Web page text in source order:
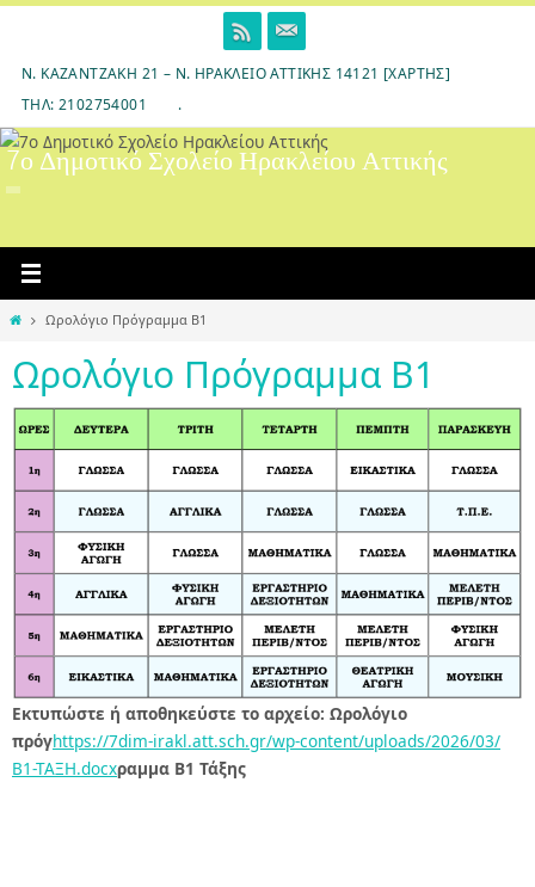
content
Ν. ΚΑΖΑΝΤΖΆΚΗ 21 – Ν. ΗΡΆΚΛΕΙΟ ΑΤΤΙΚΉΣ 14121 [ΧΆΡΤΗΣ]
ΤΗΛ: 2102754001
.
7ο Δημοτικό Σχολείο Ηρακλείου Αττικής
HomeΩρολόγιο Πρόγραμμα Β1
Ωρολόγιο Πρόγραμμα Β1
Εκτυπώστε ή αποθηκεύστε το αρχείο: Ωρολόγιο
πρόγhttps://7dim-irakl.att.sch.gr/wp-content/uploads/2026/03/
Β1-ΤΑΞΗ.docxραμμα Β1 Τάξης